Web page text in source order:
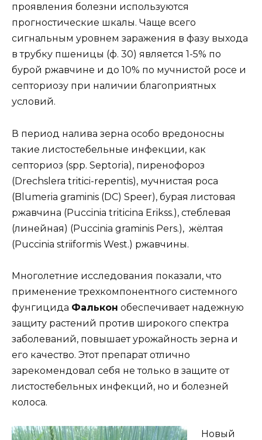
проявления болезни используются
прогностические шкалы. Чаще всего
сигнальным уровнем заражения в фазу выхода
в трубку пшеницы (ф. 30) является 1-5% по
бурой ржавчине и до 10% по мучнистой росе и
септориозу при наличии благоприятных
условий.
В период налива зерна особо вредоносны
такие листостебельные инфекции, как
септориоз (spp. Septoria), пиренофороз
(Drechslera tritici-repentis), мучнистая роса
(Blumeria graminis (DC) Speer), бурая листовая
ржавчина (Puccinia triticina Erikss.), стеблевая
(линейная) (Puccinia graminis Pers.), жёлтая
(Puccinia striiformis West.) ржавчины.
Многолетние исследования показали, что
применение трехкомпонентного системного
фунгицида Фалькон обеспечивает надежную
защиту растений против широкого спектра
заболеваний, повышает урожайность зерна и
его качество. Этот препарат отлично
зарекомендовал себя не только в защите от
листостебельных инфекций, но и болезней
колоса.
Новый